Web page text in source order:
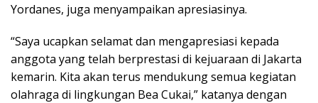
Yordanes, juga menyampaikan apresiasinya.
“Saya ucapkan selamat dan mengapresiasi kepada
anggota yang telah berprestasi di kejuaraan di Jakarta
kemarin. Kita akan terus mendukung semua kegiatan
olahraga di lingkungan Bea Cukai,” katanya dengan